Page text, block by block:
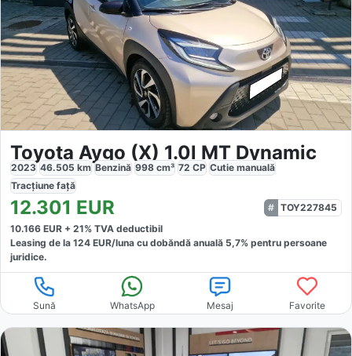
Toyota Aygo (X) 1.0l MT Dynamic
2023 46.505 km Benzină 998 cm³ 72 CP Cutie manuală
Tracțiune față
12.301 EUR
TOY227845
10.166 EUR + 21% TVA deductibil
Leasing de la 124 EUR/luna cu dobăndă anuală 5,7% pentru persoane
juridice.
Sună WhatsApp Mesaj Favorite